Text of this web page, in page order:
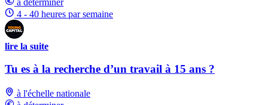
4 - 40 heures par semaine
lire la suite
Tu es à la recherche d’un travail à 15 ans ?
à l'échelle nationale